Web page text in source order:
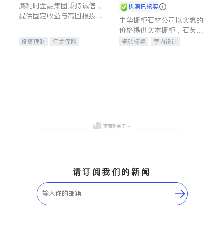
威利时金融集团秉持诚信，
提供固定收益与高回报投资
合，助力客户实现目标
投资理财
年金保险
执照已核实
中华橱柜石材公司以实惠的
价格提供实木橱柜，石英石
台面，多种优质不锈钢水
瓷砖橱柜
室内设计
请订阅我们的新闻